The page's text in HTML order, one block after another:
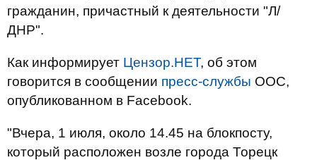
гражданин, причастный к деятельности "Л/
ДНР".
Как информирует Цензор.НЕТ, об этом
говорится в сообщении пресс-службы ООС,
опубликованном в Facebook.
"Вчера, 1 июля, около 14.45 на блокпосту,
который расположен возле города Торецк